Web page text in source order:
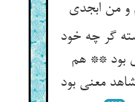
و من ابجدی‏
گر چه خود
بود ** هم
معنی بود